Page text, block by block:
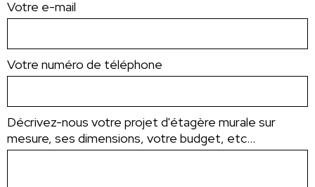
Votre e-mail
Votre numéro de téléphone
Décrivez-nous votre projet d'étagère murale sur
mesure, ses dimensions, votre budget, etc...